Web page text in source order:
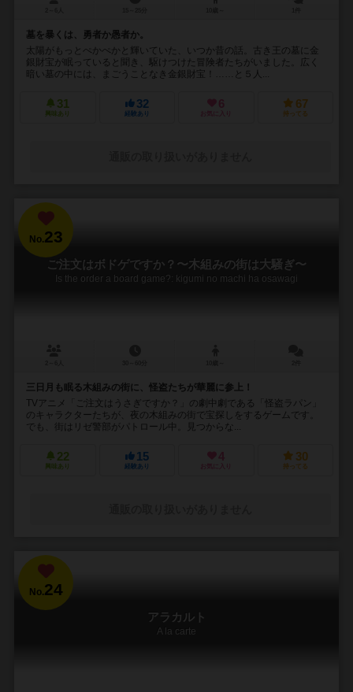
墓を暴くは、勇者か愚者か。
太陽がもっとぺかぺかと輝いていた、いつか昔の話。古き王の墓に金
銀財宝が眠っていると聞き、駆けつけた冒険者たちがいました。広く
暗い墓の中には、まごうことなき金銀財宝！……と５人...
31
興味あり
32
経験あり
6
お気に入り
67
持ってる
No.23
ご注文はボドゲですか？〜木組みの街は大騒ぎ〜
Is the order a board game?: kigumi no machi ha osawagi
三日月も眠る木組みの街に、怪盗たちが華麗に参上！
TVアニメ「ご注文はうさぎですか？」の劇中劇である「怪盗ラパン」
のキャラクターたちが、夜の木組みの街で宝探しをするゲームです。
でも、街はリゼ警部がパトロール中。見つからな...
22
興味あり
15
経験あり
4
お気に入り
30
持ってる
No.24
アラカルト
A la carte